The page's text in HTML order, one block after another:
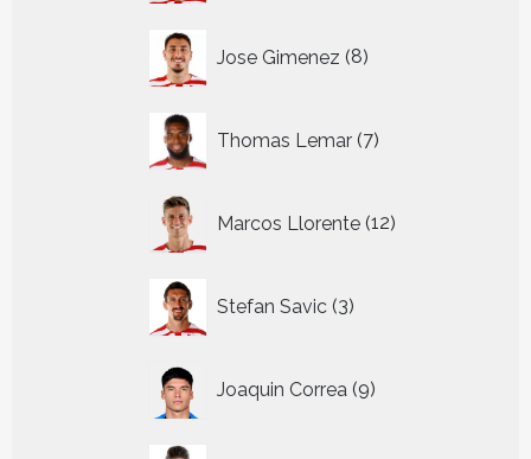
Jose Gimenez 8
producten
Thomas Lemar 7
producten
Marcos Llorente 12
producten
Stefan Savic 3
producten
Joaquin Correa 9
producten